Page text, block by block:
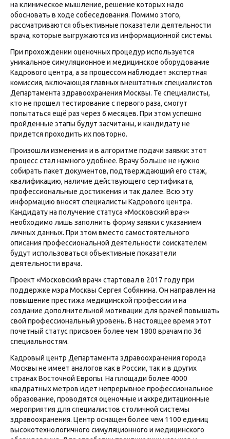
на клиническое мышление, решение которых надо
обосновать в ходе собеседования. Помимо этого,
рассматриваются объективные показатели деятельности
врача, которые выгружаются из информационной системы.
При прохождении оценочных процедур используется
уникальное симуляционное и медицинское оборудование
Кадрового центра, а за процессом наблюдает экспертная
комиссия, включающая главных внештатных специалистов
Департамента здравоохранения Москвы. Те специалисты,
кто не прошел тестирование с первого раза, смогут
попытаться ещё раз через 6 месяцев. При этом успешно
пройденные этапы будут засчитаны, и кандидату не
придется проходить их повторно.
Произошли изменения и в алгоритме подачи заявки: этот
процесс стал намного удобнее. Врачу больше не нужно
собирать пакет документов, подтверждающий его стаж,
квалификацию, наличие действующего сертификата,
профессиональные достижения и так далее. Всю эту
информацию вносят специалисты Кадрового центра.
Кандидату на получение статуса «Московский врач»
необходимо лишь заполнить форму заявки с указанием
личных данных. При этом вместо самостоятельного
описания профессиональной деятельности соискателем
будут использоваться объективные показатели
деятельности врача.
Проект «Московский врач» стартовал в 2017 году при
поддержке мэра Москвы Сергея Собянина. Он направлен на
повышение престижа медицинской профессии и на
создание дополнительной мотивации для врачей повышать
свой профессиональный уровень. В настоящее время этот
почетный статус присвоен более чем 1800 врачам по 36
специальностям.
Кадровый центр Департамента здравоохранения города
Москвы не имеет аналогов как в России, так и в других
странах Восточной Европы. На площади более 4000
квадратных метров идет непрерывное профессиональное
образование, проводятся оценочные и аккредитационные
мероприятия для специалистов столичной системы
здравоохранения. Центр оснащен более чем 1100 единиц
высокотехнологичного симуляционного и медицинского